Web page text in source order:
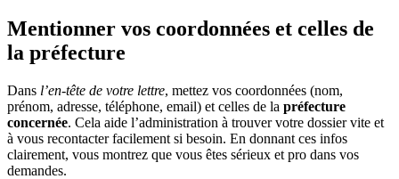
Mentionner vos coordonnées et celles de
la préfecture
Dans l’en-tête de votre lettre, mettez vos coordonnées (nom,
prénom, adresse, téléphone, email) et celles de la préfecture
concernée. Cela aide l’administration à trouver votre dossier vite et
à vous recontacter facilement si besoin. En donnant ces infos
clairement, vous montrez que vous êtes sérieux et pro dans vos
demandes.